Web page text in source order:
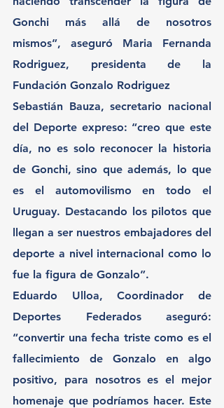
Gonchi más allá de nosotros
mismos”, aseguró Maria Fernanda
Rodriguez, presidenta de la
Fundación Gonzalo Rodriguez
Sebastián Bauza, secretario nacional
del Deporte expreso: “creo que este
día, no es solo reconocer la historia
de Gonchi, sino que además, lo que
es el automovilismo en todo el
Uruguay. Destacando los pilotos que
llegan a ser nuestros embajadores del
deporte a nivel internacional como lo
fue la figura de Gonzalo”.
Eduardo Ulloa, Coordinador de
Deportes Federados aseguró:
“convertir una fecha triste como es el
fallecimiento de Gonzalo en algo
positivo, para nosotros es el mejor
homenaje que podríamos hacer. Este